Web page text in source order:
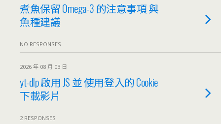
煮魚保留 Omega-3 的注意事項 與
魚種建議
NO RESPONSES
2026 年 08 月 03 日
yt-dlp 啟用 JS 並 使用登入的 Cookie
下載影片
2 RESPONSES